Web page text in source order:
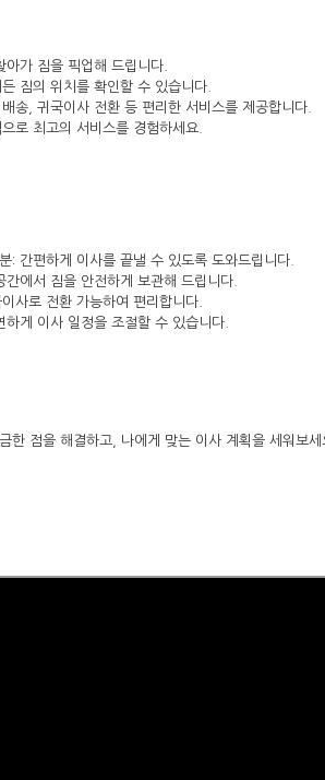
가 짐을 픽업해 드립니다.
짐의 위치를 확인할 수 있습니다.
송, 귀국이사 전환 등 편리한 서비스를 제공합니다.
로 최고의 서비스를 경험하세요.
: 간편하게 이사를 끝낼 수 있도록 도와드립니다.
에서 짐을 안전하게 보관해 드립니다.
사로 전환 가능하여 편리합니다.
게 이사 일정을 조절할 수 있습니다.
한 점을 해결하고, 나에게 맞는 이사 계획을 세워보세